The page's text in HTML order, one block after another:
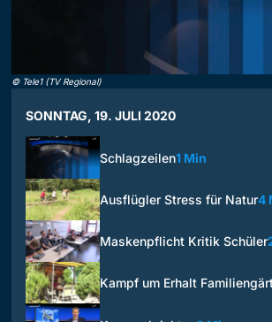
© Tele1 (TV Regional)
SONNTAG, 19. JULI 2020
Schlagzeilen1 Min
Ausflügler Stress für Natur4
Maskenpflicht Kritik Schüler
Kampf um Erhalt